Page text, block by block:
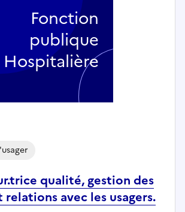
qualité, gestion des
relations avec les usagers.
Fonction
publique
Hospitalière